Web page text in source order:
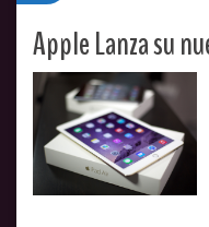
Apple Lanza su